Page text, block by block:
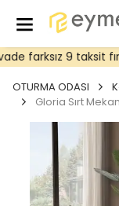
farksız 9 taksit
OTURMA ODASI
Gloria Sırt